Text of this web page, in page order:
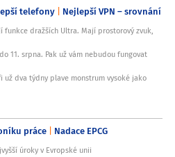
telefony Nejlepší VPN – srovnání
funkce dražších Ultra. Mají prostorový zvuk,
11. srpna. Pak už vám nebudou fungovat
už dva týdny plave monstrum vysoké jako
práce Nadace EPCG
úroky v Evropské unii